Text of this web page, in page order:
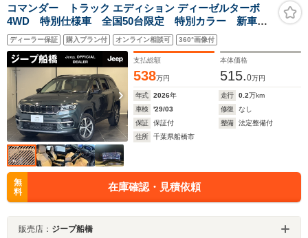
コマンダー トラック エディション ディーゼルターボ
4WD 特別仕様車 全国50台限定 特別カラー 新車保
証継承(全国正規店対象) CarPlay 2.0ETC 360°アラウ
ンドビューカメラ 記録簿 取扱説明書 スペアキー
ディーラー保証 購入プラン付 オンライン相談可 360°画像付
支払総額
538万円
本体価格
515.0万円
年式 2026年 走行 0.2万km
車検
'29/03 修復
なし
保証
保証付 整備
法定整備付
住所
千葉県船橋市
無
料
在庫確認・見積依頼
販売店： ジープ船橋